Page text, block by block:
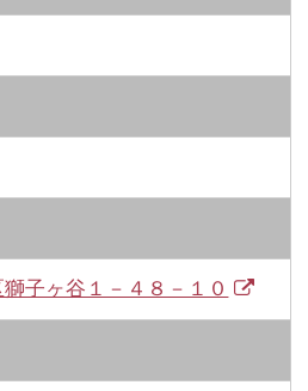
子ヶ谷１－４８－１０